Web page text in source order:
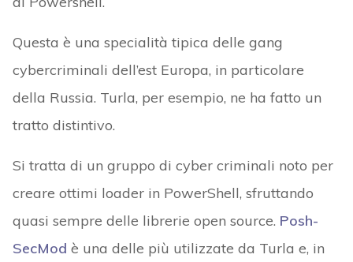
Questa è una specialità tipica delle gang
cybercriminali dell’est Europa, in particolare
della Russia. Turla, per esempio, ne ha fatto un
tratto distintivo.
Si tratta di un gruppo di cyber criminali noto per
creare ottimi loader in PowerShell, sfruttando
quasi sempre delle librerie open source. Posh-
SecMod è una delle più utilizzate da Turla e, in